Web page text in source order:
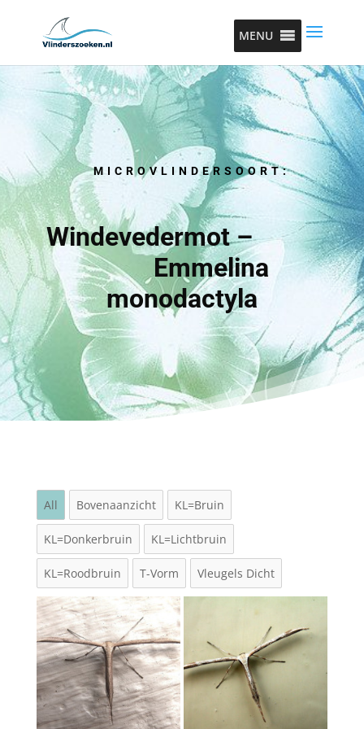
MENU
MICROVLINDERSOORT:
Windevedermot –
Emmelina
monodactyla
All Bovenaanzicht KL=Bruin
KL=Donkerbruin KL=Lichtbruin
KL=Roodbruin T-Vorm Vleugels Dicht